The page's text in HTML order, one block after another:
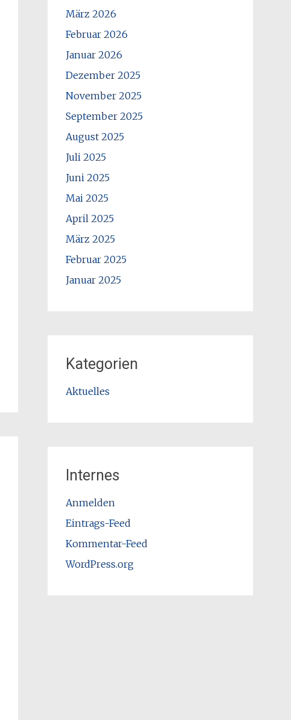
März 2026
Februar 2026
Januar 2026
Dezember 2025
November 2025
September 2025
August 2025
Juli 2025
Juni 2025
Mai 2025
April 2025
März 2025
Februar 2025
Januar 2025
Kategorien
Aktuelles
Internes
Anmelden
Eintrags-Feed
Kommentar-Feed
WordPress.org